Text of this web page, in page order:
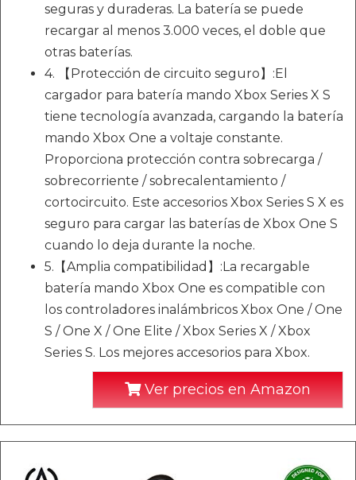
seguras y duraderas. La batería se puede
recargar al menos 3.000 veces, el doble que
otras baterías.
4. 【Protección de circuito seguro】:El
cargador para batería mando Xbox Series X S
tiene tecnología avanzada, cargando la batería
mando Xbox One a voltaje constante.
Proporciona protección contra sobrecarga /
sobrecorriente / sobrecalentamiento /
cortocircuito. Este accesorios Xbox Series S X es
seguro para cargar las baterías de Xbox One S
cuando lo deja durante la noche.
5.【Amplia compatibilidad】:La recargable
batería mando Xbox One es compatible con
los controladores inalámbricos Xbox One / One
S / One X / One Elite / Xbox Series X / Xbox
Series S. Los mejores accesorios para Xbox.
Ver precios en Amazon